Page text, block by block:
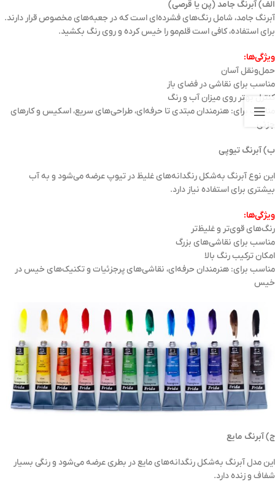
الف) آبرنگ جامد (پن یا قرصی)
آبرنگ جامد، شامل رنگ‌های فشرده‌ای است که در جعبه‌های مخصوص قرار دارند.
برای استفاده، کافی است قلم‌مو را خیس کرده و روی رنگ بکشید.
ویژگی‌ها:
حمل‌ونقل آسان
مناسب برای نقاشی در فضای باز
کنترل بهتر روی میزان آب و رنگ
مناسب برای: هنرمندان مبتدی تا حرفه‌ای، طراحی‌های سریع، اسکیس و کارهای
جزئی
ب) آبرنگ تیوپی
این نوع آبرنگ به‌شکل رنگدانه‌های غلیظ در تیوپ عرضه می‌شود و به آب
بیشتری برای استفاده نیاز دارد.
ویژگی‌ها:
رنگ‌های قوی‌تر و غلیظ‌تر
مناسب برای نقاشی‌های بزرگ
امکان ترکیب رنگ بالا
مناسب برای: هنرمندان حرفه‌ای، نقاشی‌های پرجزئیات و تکنیک‌های خیس در
خیس
ج) آبرنگ مایع
این مدل آبرنگ به‌شکل رنگدانه‌های مایع در بطری عرضه می‌شود و رنگی بسیار
شفاف و زنده دارد.